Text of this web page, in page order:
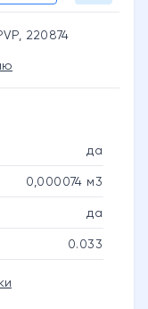
220874
да
0,000074 м3
да
0.033